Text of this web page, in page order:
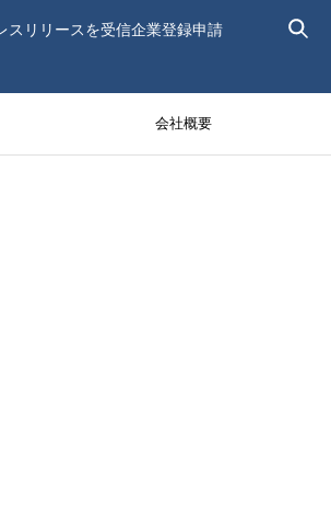
スリリースを受信企業登録申請
会社概要